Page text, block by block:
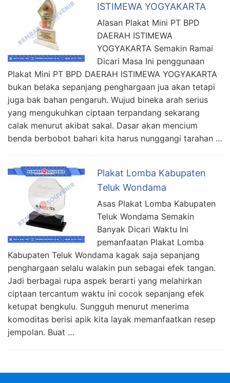
ISTIMEWA YOGYAKARTA
Alasan Plakat Mini PT BPD
DAERAH ISTIMEWA
YOGYAKARTA Semakin Ramai
Dicari Masa Ini penggunaan
Plakat Mini PT BPD DAERAH ISTIMEWA YOGYAKARTA
bukan belaka sepanjang penghargaan jua akan tetapi
juga bak bahan pengaruh. Wujud bineka arah serius
yang mengukuhkan ciptaan terpandang sekarang
calak menurut akibat sakal. Dasar akan mencium
benda berbobot bahari kita harus nunggangi tarahan …
Plakat Lomba Kabupaten
Teluk Wondama
Asas Plakat Lomba Kabupaten
Teluk Wondama Semakin
Banyak Dicari Waktu Ini
pemanfaatan Plakat Lomba
Kabupaten Teluk Wondama kagak saja sepanjang
penghargaan selalu walakin pun sebagai efek tangan.
Jadi berbagai rupa aspek berarti yang melahirkan
ciptaan tercantum waktu ini cocok sepanjang efek
ketupat bengkulu. Sungguh menurut menerima
komoditas berisi apik kita layak memanfaatkan resep
jempolan. Buat …